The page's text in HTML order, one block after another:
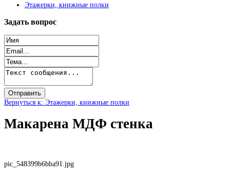
Этажерки, книжные полки
Задать вопрос
Вернуться к: Этажерки, книжные полки
Макарена МДФ стенка
pic_548399b6bba91.jpg